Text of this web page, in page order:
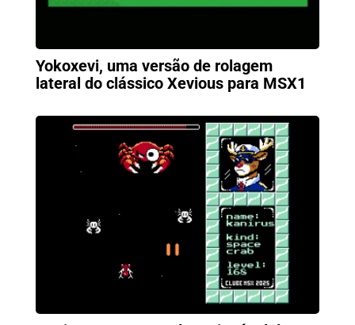
Yokoxevi, uma versão de rolagem
lateral do clássico Xevious para MSX1